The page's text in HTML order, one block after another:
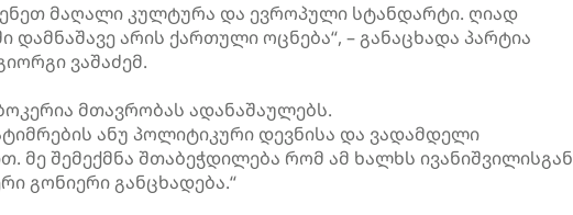
მაღალი კულტურა და ევროპული სტანდარტი. ღიად
არის ქართული ოცნება“, – განაცხადა პარტია
ვაშაძემ.
მთავრობას ადანაშაულებს.
ანუ პოლიტიკური დევნისა და ვადამდელი
მე შემექმნა შთაბეჭდილება რომ ამ ხალხს ივანიშვილისგან
გონიერი განცხადება.“